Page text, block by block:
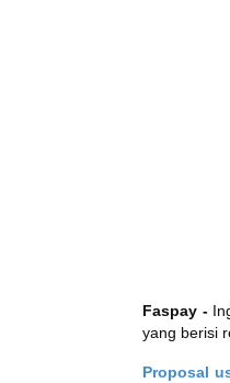
Faspay -
yang berisi
Proposal